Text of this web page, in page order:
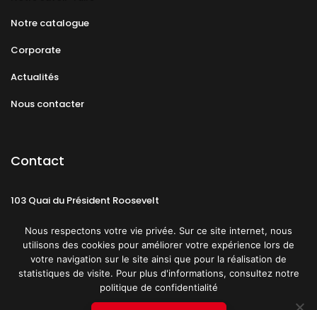
Notre catalogue
Corporate
Actualités
Nous contacter
Contact
103 Quai du Président Roosevelt
CGU Politique de confidentialité
Nous respectons votre vie privée. Sur ce site internet, nous
utilisons des cookies pour améliorer votre expérience lors de
votre navigation sur le site ainsi que pour la réalisation de
statistiques de visite. Pour plus d'informations, consultez notre
politique de confidentialité